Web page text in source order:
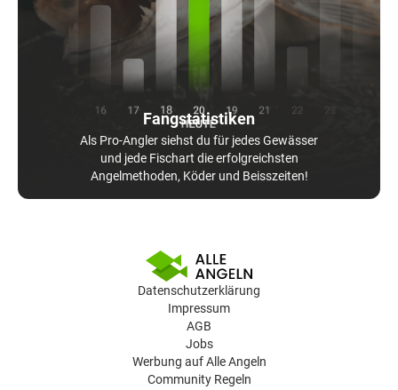
Fangstatistiken
Als Pro-Angler siehst du für jedes Gewässer
und jede Fischart die erfolgreichsten
Angelmethoden, Köder und Beisszeiten!
Datenschutzerklärung
Impressum
AGB
Jobs
Werbung auf Alle Angeln
Community Regeln